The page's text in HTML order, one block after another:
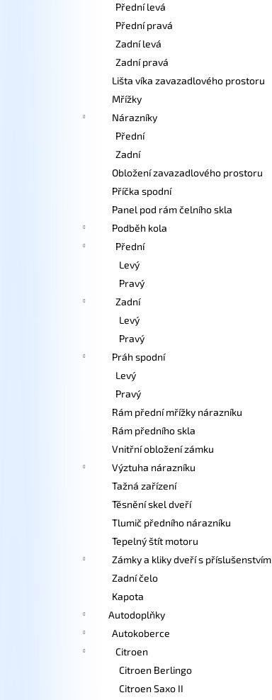
Přední levá
Přední pravá
Zadní levá
Zadní pravá
Lišta víka zavazadlového prostoru
Mřížky
Nárazníky
Přední
Zadní
Obložení zavazadlového prostoru
Příčka spodní
Panel pod rám čelního skla
Podběh kola
Přední
Levý
Pravý
Zadní
Levý
Pravý
Práh spodní
Levý
Pravý
Rám přední mřížky nárazníku
Rám předního skla
Vnitřní obložení zámku
Výztuha nárazníku
Tažná zařízení
Těsnění skel dveří
Tlumič předního nárazníku
Tepelný štít motoru
Zámky a kliky dveří s příslušenstvím
Zadní čelo
Kapota
Autodoplňky
Autokoberce
Citroen
Citroen Berlingo
Citroen Saxo II